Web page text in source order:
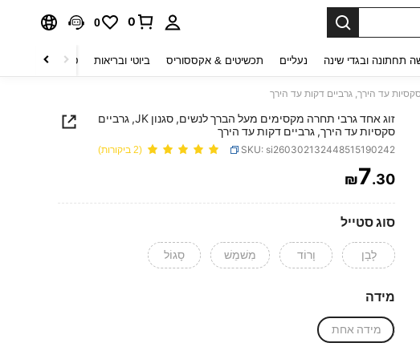
0
0
תחתונה ובגדי שינה נעליים תכשיטים & אקססוריס ביוטי ובריאות טקסטיל לבית
זוג אחד גרבי תחרה מקסימים מעל הברך לנשים, סגנון JK, גרביים
סקסיות עד הירך, גרביים דקות עד הירך
SKU: si260302132448515190242 (2 ביקורות)
PRICE AND AVAILABILITY
₪7.30
סוג סטייל
לָבָן וָרוֹד מִשׁמֵשׁ סָגוֹל
מידה
מידה אחת